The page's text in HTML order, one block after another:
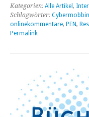
Kategorien: Alle Artikel ,
Schlagwörter:
onlinekommentare, PEN,
Permalink